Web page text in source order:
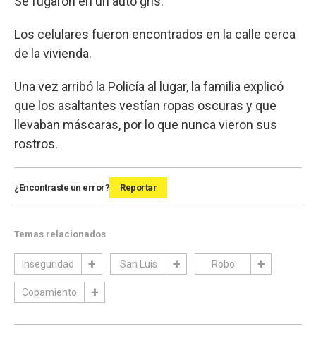
Los celulares fueron encontrados en la calle cerca
de la vivienda.
Una vez arribó la Policía al lugar, la familia explicó
que los asaltantes vestían ropas oscuras y que
llevaban máscaras, por lo que nunca vieron sus
rostros.
¿Encontraste un error? Reportar
Temas relacionados
Inseguridad San Luis Robo
Copamiento